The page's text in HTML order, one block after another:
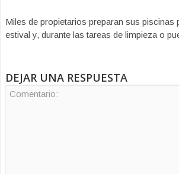
Miles de propietarios preparan sus piscinas
estival y, durante las tareas de limpieza o
DEJAR UNA RESPUESTA